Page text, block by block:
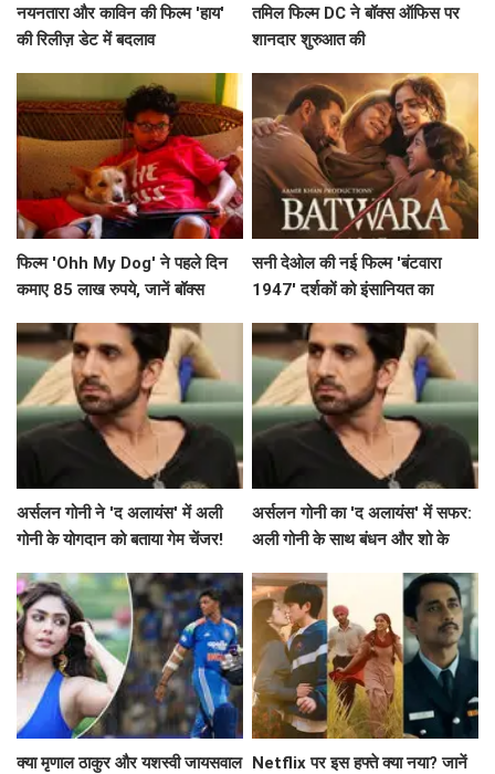
नयनतारा और काविन की फिल्म 'हाय'
की रिलीज़ डेट में बदलाव
तमिल फिल्म DC ने बॉक्स ऑफिस पर
शानदार शुरुआत की
फिल्म 'Ohh My Dog' ने पहले दिन
कमाए 85 लाख रुपये, जानें बॉक्स
सनी देओल की नई फिल्म 'बंटवारा
1947' दर्शकों को इंसानियत का
अर्सलन गोनी ने 'द अलायंस' में अली
गोनी के योगदान को बताया गेम चेंजर!
अर्सलन गोनी का 'द अलायंस' में सफर:
अली गोनी के साथ बंधन और शो के
क्या मृणाल ठाकुर और यशस्वी जायसवाल Netflix पर इस हफ्ते क्या नया? जानें